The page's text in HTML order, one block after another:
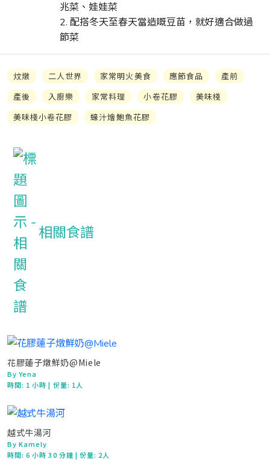
兆菜、娃娃菜
2. 配搭冬天至春天當造嘅豆苗，就好適合做過
節菜
炆燉 二人世界 家常明火美食 應節食品
產前
產後
入廚樂 家常料理 小卷花膠
美味棧
美味棧小卷花膠
蠔汁燴鮑魚花膠
相關食譜
花膠蓮子燉鮮奶@Miele
By Yena
時間: 1 小時| 份量: 1人
越式牛湯河
By Kamely
時間:6 小時 30 分鐘 | 份量: 2人